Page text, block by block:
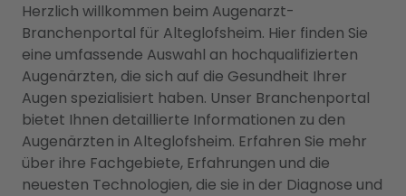
Herzlich willkommen beim Augenarzt-
Branchenportal für Alteglofsheim. Hier finden Sie
eine umfassende Auswahl an hochqualifizierten
Augenärzten, die sich auf die Gesundheit Ihrer
Augen spezialisiert haben. Unser Branchenportal
bietet Ihnen detaillierte Informationen zu den
Augenärzten in Alteglofsheim. Erfahren Sie mehr
über ihre Fachgebiete, Erfahrungen und die
neuesten Technologien, die sie in der Diagnose und